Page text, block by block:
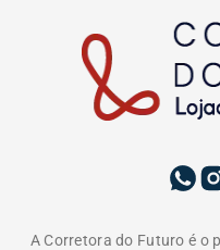
A Corretora do Futuro é o